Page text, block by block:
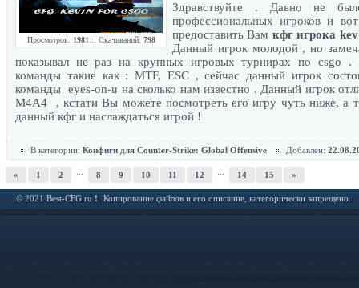
Просмотров: 1981 :: Скачиваний: 798
Здравствуйте . Давно не
профессиональных игроков и
предоставить Вам кфг игрока
Данный игрок молодой , но
показывал не раз на крупных игровых турнирах по csgo .
команды такие как : MTF, ESC , сейчас данный игрок
команды eyes-on-u на сколько нам известно . Данный игрок
M4A4 , кстати Вы можете посмотреть его игру чуть ниже, а
данный кфг и наслаждаться игрой !
В категории: Конфиги для Counter-Strike: Global Offensive Добавлен:
« 1 2 8 9 10 11 12 14 15 »
© 2021 Best-CFG.ru Копирование файлов и его описание, категорически запрещено.